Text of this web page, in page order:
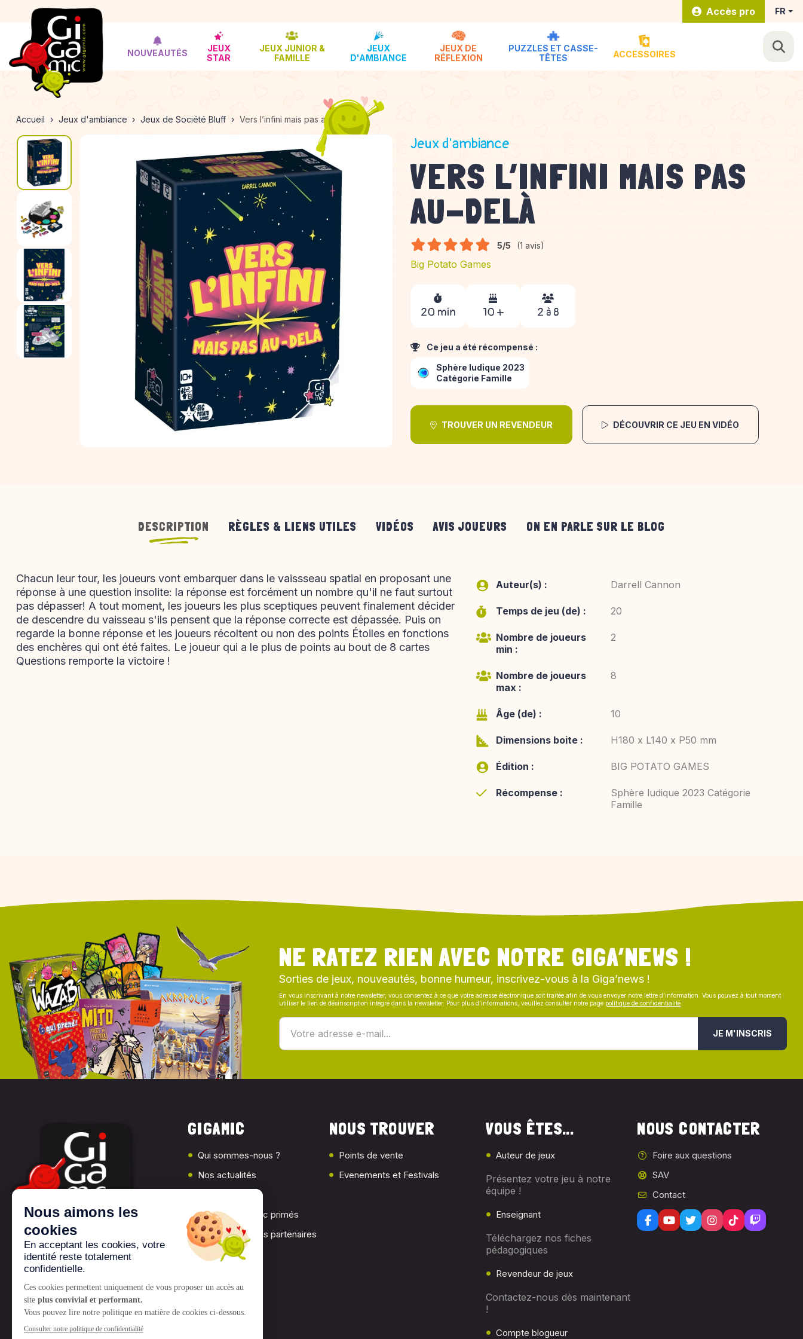
Accès pro FR
NOUVEAUTÉS
JEUX
STAR
JEUX JUNIOR &
FAMILLE
JEUX
D'AMBIANCE
JEUX DE
RÉFLEXION
PUZZLES ET CASSE-
TÊTES
ACCESSOIRES
Accueil Jeux d'ambiance Jeux de Société Bluff Vers l’infini mais pas au-delà
Jeux d'ambiance
VERS L’INFINI MAIS PAS
AU-DELÀ
5/5 (1 avis)
Big Potato Games
20 min 10 + 2 à 8
Ce jeu a été récompensé :
Sphère ludique 2023
Catégorie Famille
TROUVER UN REVENDEUR DÉCOUVRIR CE JEU EN VIDÉO
DESCRIPTION RÈGLES & LIENS UTILES VIDÉOS AVIS JOUEURS ON EN PARLE SUR LE BLOG
Chacun leur tour, les joueurs vont embarquer dans le vaissseau spatial en proposant une
réponse à une question insolite: la réponse est forcément un nombre qu'il ne faut surtout
pas dépasser! A tout moment, les joueurs les plus sceptiques peuvent finalement décider
de descendre du vaisseau s'ils pensent que la réponse correcte est dépassée. Puis on
regarde la bonne réponse et les joueurs récoltent ou non des points Étoiles en fonctions
des enchères qui ont été faites. Le joueur qui a le plus de points au bout de 8 cartes
Questions remporte la victoire !
Auteur(s) : Darrell Cannon
Temps de jeu (de) : 20
Nombre de joueurs
min :
2
Nombre de joueurs
max :
8
Âge (de) : 10
Dimensions boite : H180 x L140 x P50 mm
Édition : BIG POTATO GAMES
Récompense :
Sphère ludique 2023 Catégorie
Famille
NE RATEZ RIEN AVEC NOTRE GIGA’NEWS !
Sorties de jeux, nouveautés, bonne humeur, inscrivez-vous à la Giga’news !
En vous inscrivant à notre newsletter, vous consentez à ce que votre adresse électronique soit traitée afin de vous envoyer notre lettre d’information. Vous pouvez à tout moment
utiliser le lien de désinscription intégré dans la newsletter. Pour plus d’informations, veuillez consulter notre page politique de confidentialité
JE M'INSCRIS
GIGAMIC
Qui sommes-nous ?
Nos actualités
Les jeux Gigamic primés
Nos associations partenaires
NOUS TROUVER
Points de vente
Evenements et Festivals
VOUS ÊTES...
Auteur de jeux
Présentez votre jeu à notre
équipe !
Enseignant
Téléchargez nos fiches
pédagogiques
Revendeur de jeux
Contactez-nous dès maintenant
!
Compte blogueur
NOUS CONTACTER
Foire aux questions
SAV
Contact